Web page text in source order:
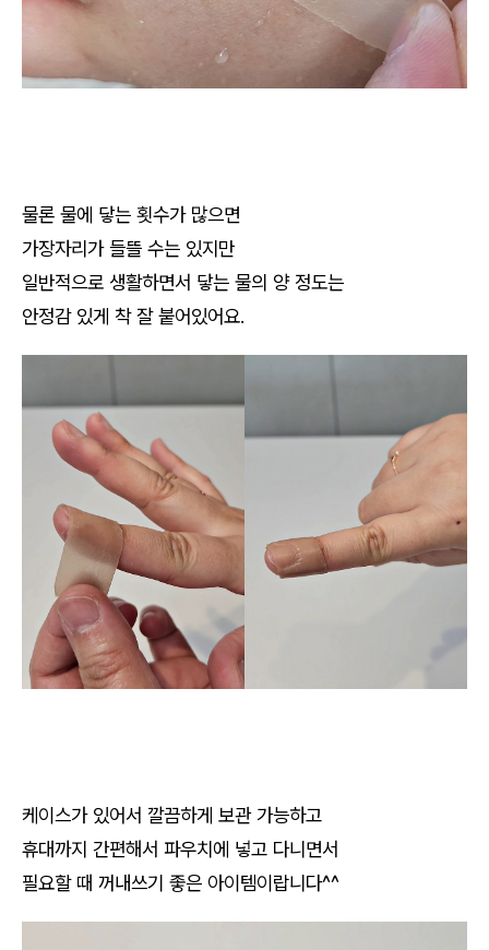
물론 물에 닿는 횟수가 많으면
가장자리가 들뜰 수는 있지만
일반적으로 생활하면서 닿는 물의 양 정도는
안정감 있게 착 잘 붙어있어요.
케이스가 있어서 깔끔하게 보관 가능하고
휴대까지 간편해서 파우치에 넣고 다니면서
필요할 때 꺼내쓰기 좋은 아이템이랍니다^^